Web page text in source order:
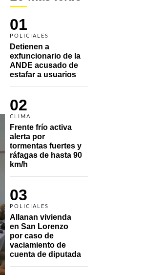
01
POLICIALES
Detienen a
exfuncionario de la
ANDE acusado de
estafar a usuarios
02
CLIMA
Frente frío activa
alerta por
tormentas fuertes y
ráfagas de hasta 90
km/h
03
POLICIALES
Allanan vivienda
en San Lorenzo
por caso de
vaciamiento de
cuenta de diputada